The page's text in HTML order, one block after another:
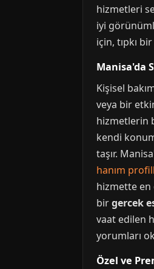
hizmetleri
iyi
için, tıpkı bir
Manisa'da
Kişisel
veya bir
hizmetlerin
kendi
taşır.
hanım
hizmette
birgercek
vaat edilen
yorumları
Özel ve